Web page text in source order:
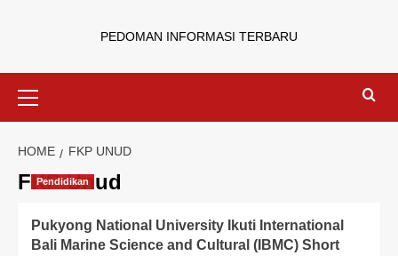
PEDOMAN INFORMASI TERBARU
HOME FKP UNUD
FKP Unud
Pendidikan
Pukyong National University Ikuti International
Bali Marine Science and Cultural (IBMC) Short